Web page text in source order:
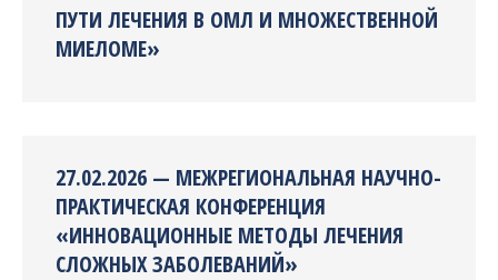
ПУТИ ЛЕЧЕНИЯ В ОМЛ И МНОЖЕСТВЕННОЙ
МИЕЛОМЕ»
27.02.2026 — МЕЖРЕГИОНАЛЬНАЯ НАУЧНО-
ПРАКТИЧЕСКАЯ КОНФЕРЕНЦИЯ
«ИННОВАЦИОННЫЕ МЕТОДЫ ЛЕЧЕНИЯ
СЛОЖНЫХ ЗАБОЛЕВАНИЙ»